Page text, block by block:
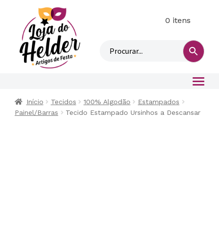
n
0 itens
Início Tecidos 100% Algodão
Estampados
Painel/Barras
Tecido Estampado Ursinhos a Descansar